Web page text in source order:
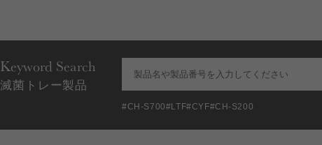
Keyword Search
滅菌トレー製品
#CH-S700#LTF#CYF#CH-S200